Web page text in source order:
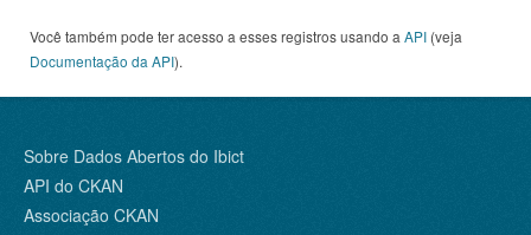
Você também pode ter acesso a esses registros usando a API (veja
Documentação da API).
Sobre Dados Abertos do Ibict
API do CKAN
Associação CKAN